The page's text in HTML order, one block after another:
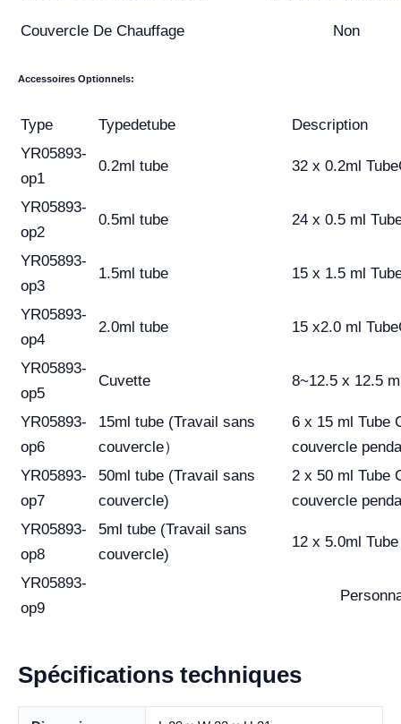
Couvercle De Chauffage Non
Accessoires Optionnels:
Type Typedetube
Description
YR05893-
op1
0.2ml tube 32 x 0.2ml Tube
YR05893-
op2
0.5ml tube 24 x 0.5 ml
YR05893-
op3
1.5ml tube 15 x 1.5 ml
YR05893-
op4
2.0ml tube 15 x2.0 ml Tube
YR05893-
op5
Cuvette 8~12.5 x 12.5
YR05893-
op6
15ml tube (Travail sans
couvercle）
6 x 15 ml Tube
couvercle
YR05893-
op7
50ml tube (Travail sans
couvercle)
2 x 50 ml Tube
couvercle
YR05893-
op8
5ml tube (Travail sans
couvercle)
12 x 5.0ml
YR05893-
op9
Spécifications techniques